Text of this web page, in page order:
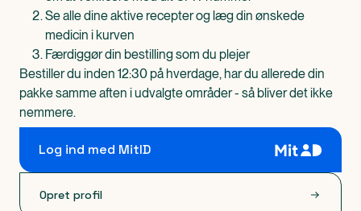
Se alle dine aktive recepter og læg din ønskede
medicin i kurven
Færdiggør din bestilling som du plejer
Bestiller du inden 12:30 på hverdage, har du allerede din
pakke samme aften i udvalgte områder - så bliver det ikke
nemmere.
Log ind med MitID
Opret profil